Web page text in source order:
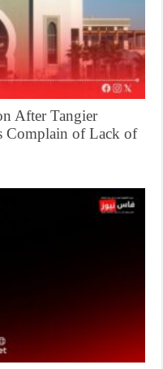
After Tangier
Complain of Lack of